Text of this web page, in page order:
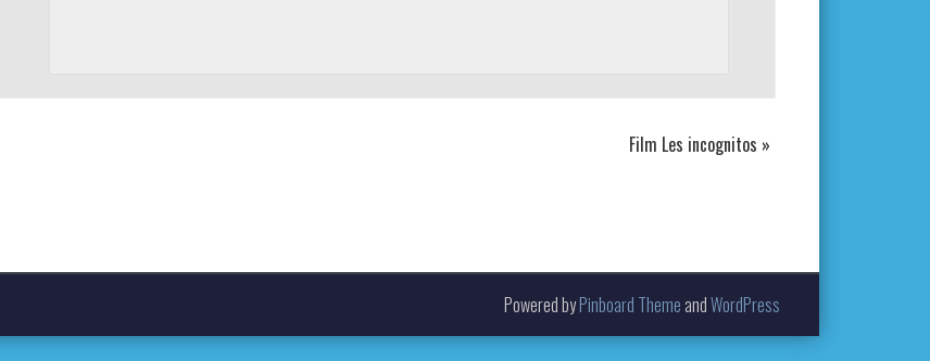
Film Les incognitos »
Powered byPinboard Theme andWordPress